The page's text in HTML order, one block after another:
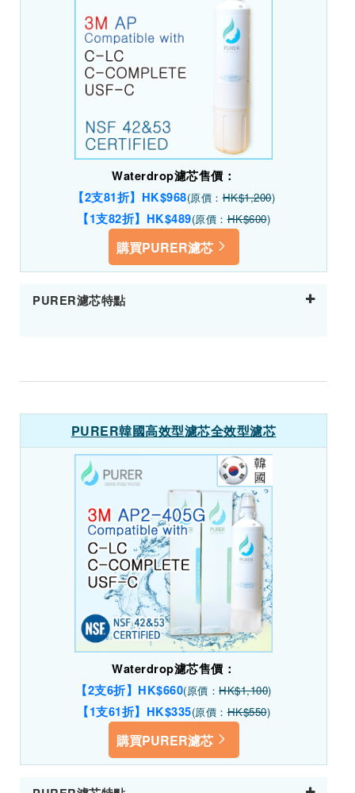
Waterdrop濾芯售價：
【2支81折】HK$968(原價：HK$1,200)
【1支82折】HK$489(原價：HK$600)
購買PURER濾芯
PURER濾芯特點
PURER韓國高效型濾芯全效型濾芯
Waterdrop濾芯售價：
【2支6折】HK$660(原價：HK$1,100)
【1支61折】HK$335(原價：HK$550)
購買PURER濾芯